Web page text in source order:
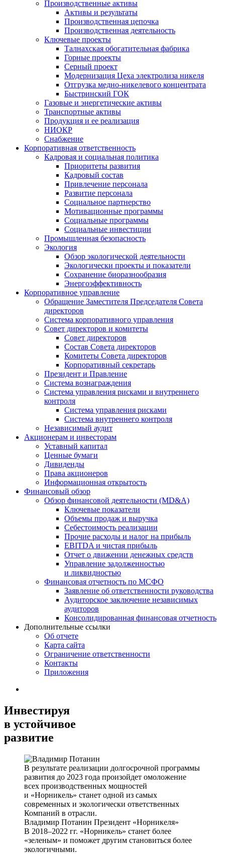
Производственные активы
Активы и результаты
Производственная цепочка
Производственная деятельность
Ключевые проекты
Талнахская обогатительная фабрика
Горные проекты
Серный проект
Модернизация Цеха электролиза никеля
Отгрузка медно-никелевого концентрата
Быстринский ГОК
Газовые и энергетические активы
Транспортные активы
Продукция и ее реализация
НИОКР
Снабжение
Корпоративная ответственность
Кадровая и социальная политика
Приоритеты развития
Кадровый состав
Привлечение персонала
Развитие персонала
Социальное партнерство
Мотивационные программы
Социальные программы
Социальные инвестиции
Промышленная безопасность
Экология
Обзор экологической деятельности
Экологически проекты и показатели
Сохранение биоразнообразия
Энергоэффективность
Корпоративное управление
Обращение Заместителя Председателя Совета
директоров
Система корпоративного управления
Совет директоров и комитеты
Совет директоров
Состав Совета директоров
Комитеты Совета директоров
Корпоративный секретарь
Президент и Правление
Система вознаграждения
Система управления рисками и внутреннего
контроля
Система управления рисками
Система внутреннего контроля
Независимый аудит
Акционерам и инвесторам
Уставный капитал
Ценные бумаги
Дивиденды
Права акционеров
Информационная открытость
Финансовый обзор
Обзор финансовой деятельности (MD&A)
Ключевые показатели
Объемы продаж и выручка
Себестоимость реализации
Прочие расходы и налог на прибыль
EBITDA и чистая прибыль
Отчет о движении денежных средств
Управление задолженностью
и ликвидностью
Финансовая отчетность по МСФО
Заявление об ответственности руководства
Аудиторское заключение независимых
аудиторов
Консолидированная финансовая отчетность
Дополнительные ссылки
Об отчете
Карта сайта
Ограничение ответственности
Контакты
Приложения
Инвестируя
в устойчивое
развитие
В результате реализации долгосрочной программы
развития до 2023 года произойдет омоложение
всех производственных мощностей
и «Норникель» станет одной из самых
современных и экологически ответственных
Компаний в отрасли.
Владимир Потанин Президент «Норникеля»
В 2018–2022 гг. «Норникель» станет более
«зеленым» и поможет другим становиться более
экологичными.